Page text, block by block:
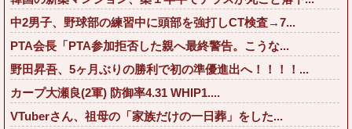
中2男子、野球部の練習中に頭部を強打しCT検査→7...
PTA会長「PTA参加拒否した親へ最終警告。こうな...
野田昇吾、5ヶ月ぶりの勝利で初の準優進出へ！！！！...
カープ大瀬良(2軍) 防御率4.31 WHIP1....
VTuberさん、祖母の「家族だけの一日葬」をした...